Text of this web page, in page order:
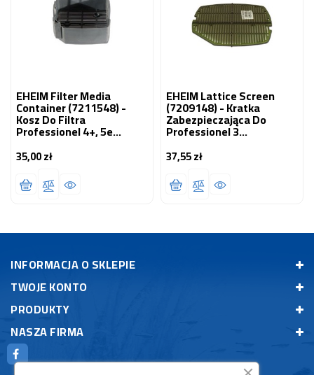
EHEIM Filter Media
Container (7211548) -
Kosz Do Filtra
Professionel 4+, 5e
2076/2078/2178/2271/2273/2275/2274/2371/2373
35,00 złCena
EHEIM Lattice Screen
(7209148) - Kratka
Zabezpieczająca Do
Professionel 3
(2080/2180)
37,55 złCena
INFORMACJA O SKLEPIE
TWOJE KONTO
PRODUKTY
NASZA FIRMA